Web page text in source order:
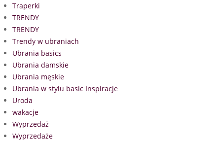
Traperki
TRENDY
TRENDY
Trendy w ubraniach
Ubrania basics
Ubrania damskie
Ubrania męskie
Ubrania w stylu basic Inspiracje
Uroda
wakacje
Wyprzedaż
Wyprzedaże